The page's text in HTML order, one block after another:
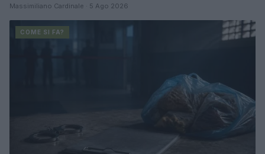
Massimiliano Cardinale · 5 Ago 2026
COME SI FA?